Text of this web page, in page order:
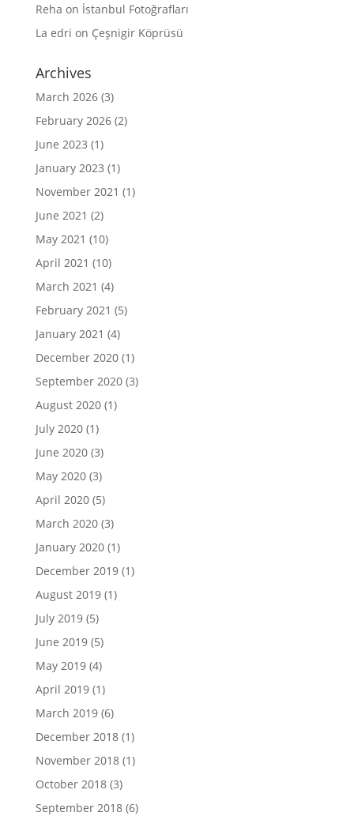
Reha on İstanbul Fotoğrafları
La edri on Çeşnigir Köprüsü
Archives
March 2026(3)
February 2026(2)
June 2023 (1)
January 2023 (1)
November 2021 (1)
June 2021 (2)
May 2021 (10)
April 2021 (10)
March 2021 (4)
February 2021 (5)
January 2021 (4)
December 2020(1)
September 2020(3)
August 2020(1)
July 2020(1)
June 2020(3)
May 2020(3)
April 2020(5)
March 2020(3)
January 2020(1)
December 2019(1)
August 2019(1)
July 2019(5)
June 2019(5)
May 2019(4)
April 2019(1)
March 2019(6)
December 2018(1)
November 2018(1)
October 2018(3)
September 2018(6)